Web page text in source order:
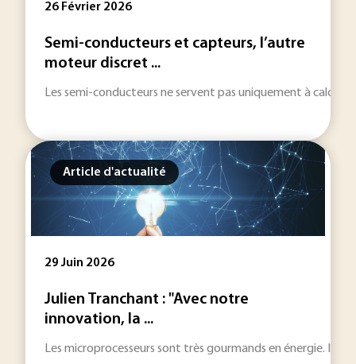
26 Février 2026
Semi-conducteurs et capteurs, l’autre
moteur discret ...
Les semi-conducteurs ne servent pas uniquement à
Article d'actualité
29 Juin 2026
Julien Tranchant : "Avec notre
innovation, la ...
Les microprocesseurs sont très gourmands en énergie.